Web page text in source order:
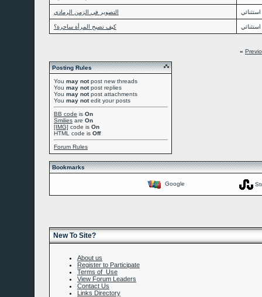
التصوير في الزمن الرمادي
كيف تصبح المرأة ساحرة؟
«
Posting Rules
You may notpost new threads
You may notpost replies
You may notpost attachments
You may notedit your posts
BB code is On
Smilies are On
[IMG] code is On
HTML code is Off
Forum Rules
Bookmarks
Google
New To Site?
About us
Register to Participate
Terms of Use
View Forum Leaders
Contact Us
Links Directory